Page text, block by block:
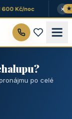
Kč/noc ★
×
po celé